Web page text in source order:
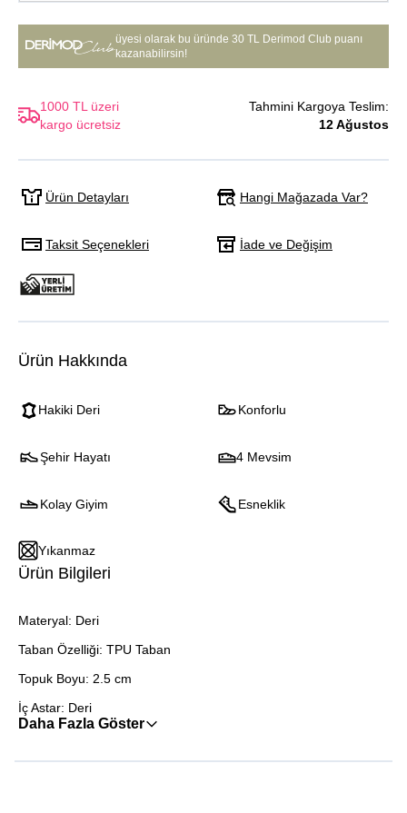
üyesi olarak bu üründe 30 TL Derimod Club puanı
kazanabilirsin!
1000 TL üzeri
kargo ücretsiz
Tahmini Kargoya Teslim:
12 Ağustos
Ürün Detayları Hangi Mağazada Var?
Taksit Seçenekleri İade ve Değişim
Ürün Hakkında
Hakiki Deri Konforlu
Şehir Hayatı 4 Mevsim
Kolay Giyim Esneklik
Yıkanmaz
Ürün Bilgileri
Materyal: Deri
Taban Özelliği: TPU Taban
Topuk Boyu: 2.5 cm
İç Astar: Deri
Daha Fazla Göster